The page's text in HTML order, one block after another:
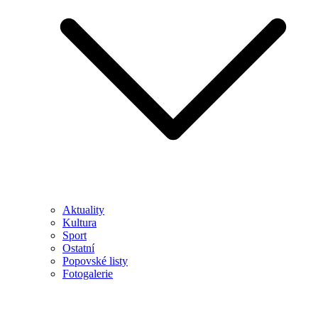
Aktuality
Kultura
Sport
Ostatní
Popovské listy
Fotogalerie